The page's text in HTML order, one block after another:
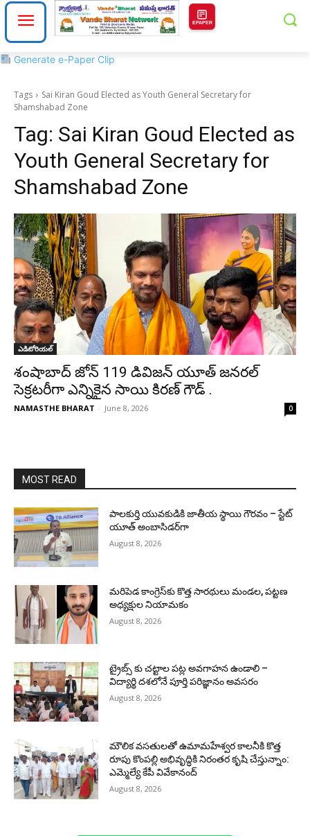
EPAPER
Generate e-Paper Clip
Tags
Sai Kiran Goud Elected as Youth General Secretary for
Shamshabad Zone
Tag: Sai Kiran Goud Elected as
Youth General Secretary for
Shamshabad Zone
ఎడిటోరియల్
శంషాబాద్ జోన్ 119 డివిజన్ యూత్ జనరల్
సెక్రటరీగా ఎన్నికైన సాయి కిరణ్ గౌడ్ .
NAMASTHE BHARAT - June 8, 2026 0
MOST READ
పాలకుర్తి యువకుడికి జాతీయ స్థాయి గౌరవం – స్టేట్
యూత్ అంబాసిడర్‌గా
August 8, 2026
మరిపెడ కాంగ్రెస్‌కు కొత్త సారథులు మండల, పట్టణ
అధ్యక్షుల నియామకం
August 8, 2026
ట్రైబ్స్ కు చట్టాల పట్ల అవగాహన ఉండాలి –
విద్యార్థి దశలోనే పూర్తి పరిజ్ఞానం అవసరం
August 8, 2026
మౌలిక వసతులతో ఉమామహేశ్వర కాలనీకి కొత్త
రూపు కొంపల్లి అభివృద్ధికి నిరంతర కృషి చేస్తున్నాం:
ఎమ్మెల్యే కేపీ వివేకానంద్
August 8, 2026